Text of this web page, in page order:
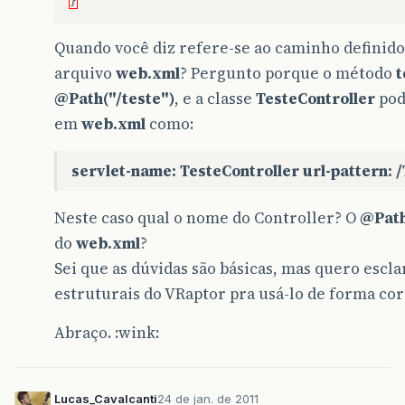
Quando você diz refere-se ao caminho
arquivo web.xml? Pergunto porque o método
@Path("/teste"), e a classe TesteController
emweb.xml como:
servlet-name: TesteController url-pattern:
Neste caso qual o nome do Controller? O
do web.xml?
Sei que as dúvidas são básicas, mas quero
estruturais do VRaptor pra usá-lo de forma
Abraço. :wink:
Lucas_Cavalcanti24 de jan. de 2011